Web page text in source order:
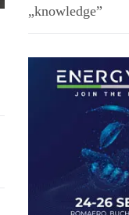
„knowledge”